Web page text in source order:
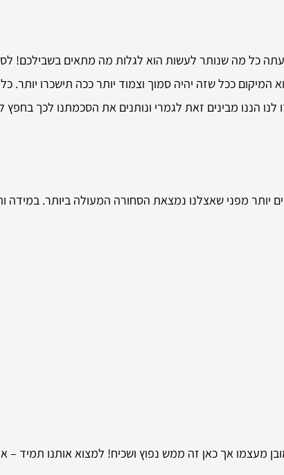
כל מה שנותר לעשות הוא לגלות מה מתאים בשבילכם!
ככל שזה יהיה סמוך וצמוד יותר ככה תישכרו
הננו מבינים זאת לגמרי ונותנים את הסכמתנו לכך
יותר מפני שאצלנו נמצאת הסחורה המעולה ביותר. במידה
מעצמו אך כאן זה ממש נפוץ ושכיח! למצוא אותנו תמיד –